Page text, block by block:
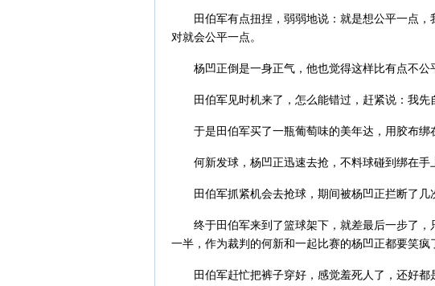
田伯军有点扭捏，弱弱地说：就是想公平一点
对就会公平一点。
杨凹正倒是一身正气，他也觉得这样比有点不公
田伯军见时机来了，怎么能错过，赶紧说：我
于是田伯军买了一瓶葡萄味的美年达，用胶布绑
何新发球，杨凹正迅速去抢，不料球碰到绑在手
田伯军抓紧机会去抢球，期间被杨凹正拦断了
终于田伯军来到了篮球架下，就差最后一步了
一半，作为裁判的何新和一起比赛的杨凹正都要笑疯
田伯军赶忙把裤子穿好，感觉羞死人了，还好